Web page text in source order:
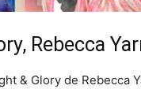
Rebecca
& Glory de Rebecca